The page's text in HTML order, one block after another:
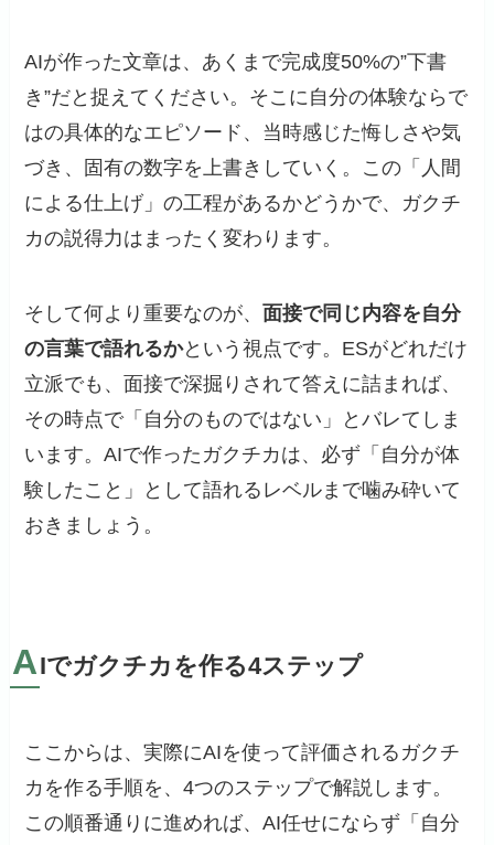
AIが作った文章は、あくまで完成度50%の”下書
き”だと捉えてください。そこに自分の体験ならで
はの具体的なエピソード、当時感じた悔しさや気
づき、固有の数字を上書きしていく。この「人間
による仕上げ」の工程があるかどうかで、ガクチ
カの説得力はまったく変わります。
そして何より重要なのが、面接で同じ内容を自分
の言葉で語れるかという視点です。ESがどれだけ
立派でも、面接で深掘りされて答えに詰まれば、
その時点で「自分のものではない」とバレてしま
います。AIで作ったガクチカは、必ず「自分が体
験したこと」として語れるレベルまで噛み砕いて
おきましょう。
AIでガクチカを作る4ステップ
ここからは、実際にAIを使って評価されるガクチ
カを作る手順を、4つのステップで解説します。
この順番通りに進めれば、AI任せにならず「自分